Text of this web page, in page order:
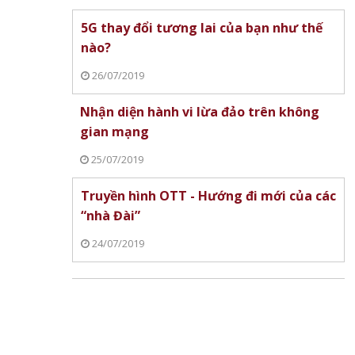
5G thay đổi tương lai của bạn như thế
nào?
26/07/2019
Nhận diện hành vi lừa đảo trên không
gian mạng
25/07/2019
Truyền hình OTT - Hướng đi mới của các
“nhà Đài”
24/07/2019